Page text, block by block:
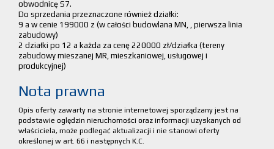
obwodnicę S7.
Do sprzedania przeznaczone również działki:
9 a w cenie 199000 z (w całości budowlana MN, , pierwsza linia
zabudowy)
2 działki po 12 a każda za cenę 220000 zł/działka (tereny
zabudowy mieszanej MR, mieszkaniowej, usługowej i
produkcyjnej)
Nota prawna
Opis oferty zawarty na stronie internetowej sporządzany jest na
podstawie oględzin nieruchomości oraz informacji uzyskanych od
właściciela, może podlegać aktualizacji i nie stanowi oferty
określonej w art. 66 i następnych K.C.